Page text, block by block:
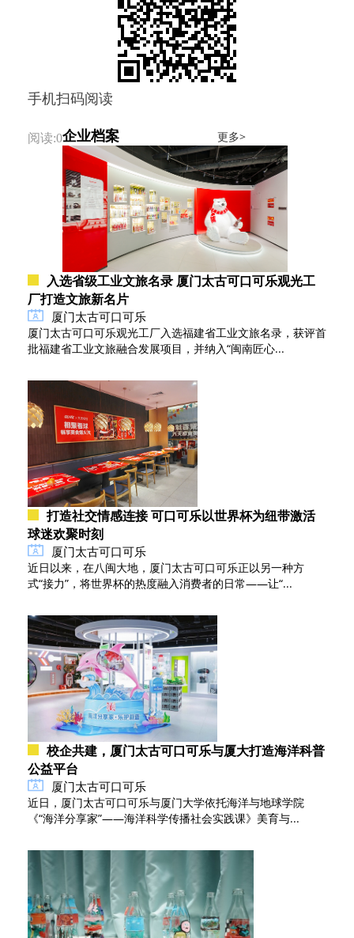
手机扫码阅读
阅读:0企业档案 更多>
入选省级工业文旅名录 厦门太古可口可乐观光工
厂打造文旅新名片
厦门太古可口可乐
厦门太古可口可乐观光工厂入选福建省工业文旅名录，获评首
批福建省工业文旅融合发展项目，并纳入“闽南匠心...
打造社交情感连接 可口可乐以世界杯为纽带激活
球迷欢聚时刻
厦门太古可口可乐
近日以来，在八闽大地，厦门太古可口可乐正以另一种方
式“接力”，将世界杯的热度融入消费者的日常——让“...
校企共建，厦门太古可口可乐与厦大打造海洋科普
公益平台
厦门太古可口可乐
近日，厦门太古可口可乐与厦门大学依托海洋与地球学院
《“海洋分享家”——海洋科学传播社会实践课》美育与...